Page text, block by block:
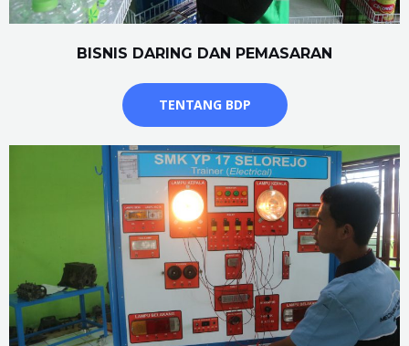
BISNIS DARING DAN PEMASARAN
TENTANG BDP